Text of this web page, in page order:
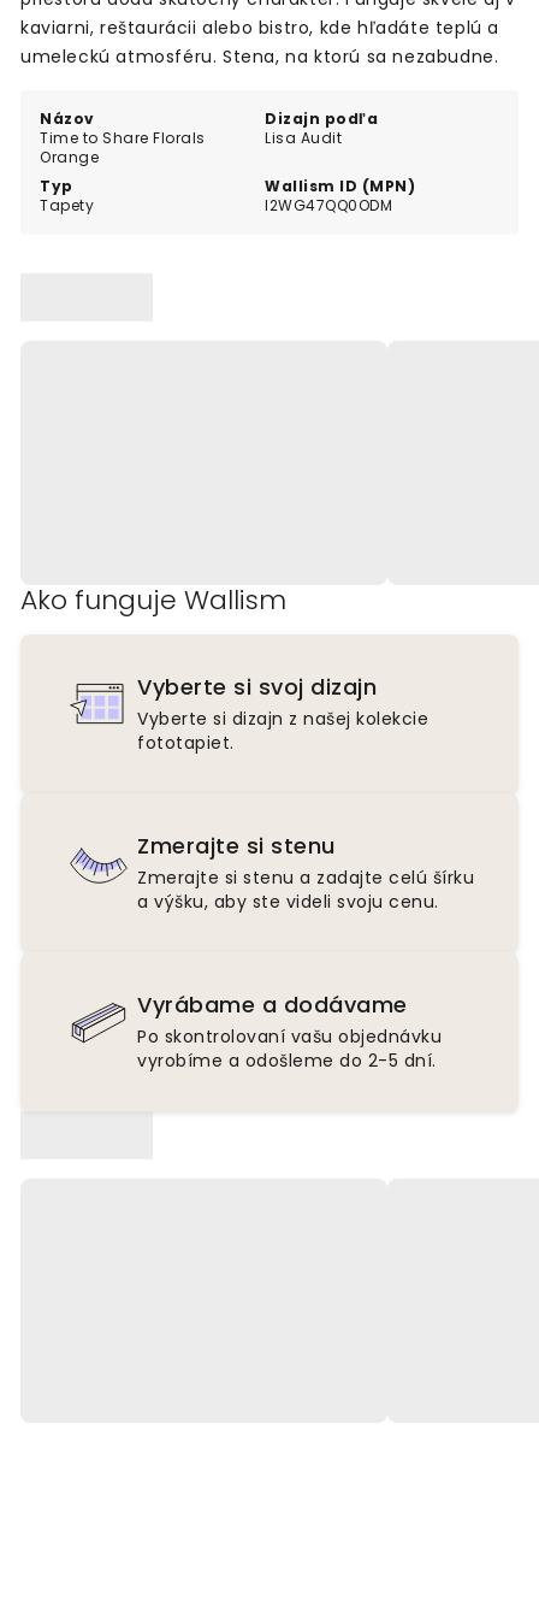
Názov
Time to Share Florals
Orange
Dizajn podľa
Lisa Audit
Typ
Tapety
Wallism ID (MPN)
l2WG47QQ0ODM
kaviarni, reštaurácii alebo bistro, kde hľadáte teplú a
umeleckú atmosféru. Stena, na ktorú sa nezabudne.
Ako funguje Wallism
Vyberte si svoj dizajn
Vyberte si dizajn z našej kolekcie
fototapiet.
Zmerajte si stenu
Zmerajte si stenu a zadajte celú šírku
a výšku, aby ste videli svoju cenu.
Vyrábame a dodávame
Po skontrolovaní vašu objednávku
vyrobíme a odošleme do 2-5 dní.